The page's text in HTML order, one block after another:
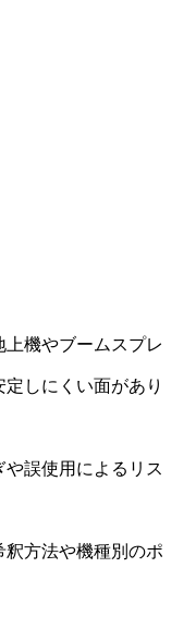
機やブームスプレ
しにくい面があり
誤使用によるリス
方法や機種別のポ